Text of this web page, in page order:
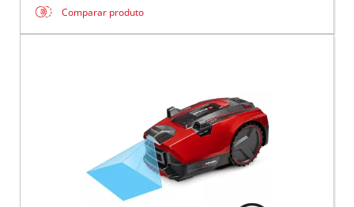
Comparar produto